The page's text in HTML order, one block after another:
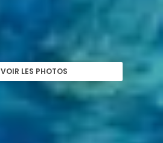
VOIR LES PHOTOS